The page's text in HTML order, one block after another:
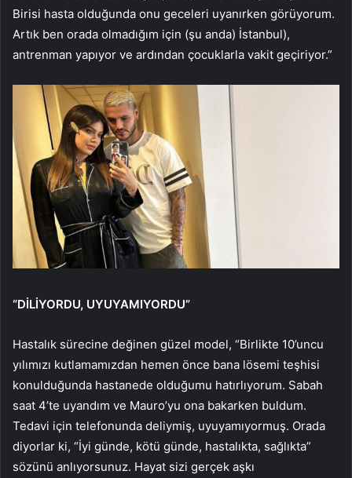
Birisi hasta olduğunda onu geceleri uyanırken görüyorum.
Artık ben orada olmadığım için (şu anda) İstanbul),
antrenman yapıyor ve ardından çocuklarla vakit geçiriyor.”
“DİLİYORDU, UYUYAMIYORDU”
Hastalık sürecine değinen güzel model, “Birlikte 10’uncu
yılımızı kutlamamızdan hemen önce bana lösemi teşhisi
konulduğunda hastanede olduğumu hatırlıyorum. Sabah
saat 4’te uyandım ve Mauro’yu ona bakarken buldum.
Tedavi için telefonunda deliymiş, uyuyamıyormuş. Orada
diyorlar ki, “İyi günde, kötü günde, hastalıkta, sağlıkta”
sözünü anlıyorsunuz. Hayat sizi gerçek aşkı